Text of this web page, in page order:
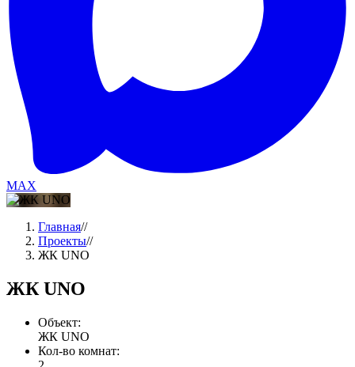
MAX
Главная//
Проекты//
ЖК UNO
ЖК UNO
Объект:
ЖК UNO
Кол-во комнат: